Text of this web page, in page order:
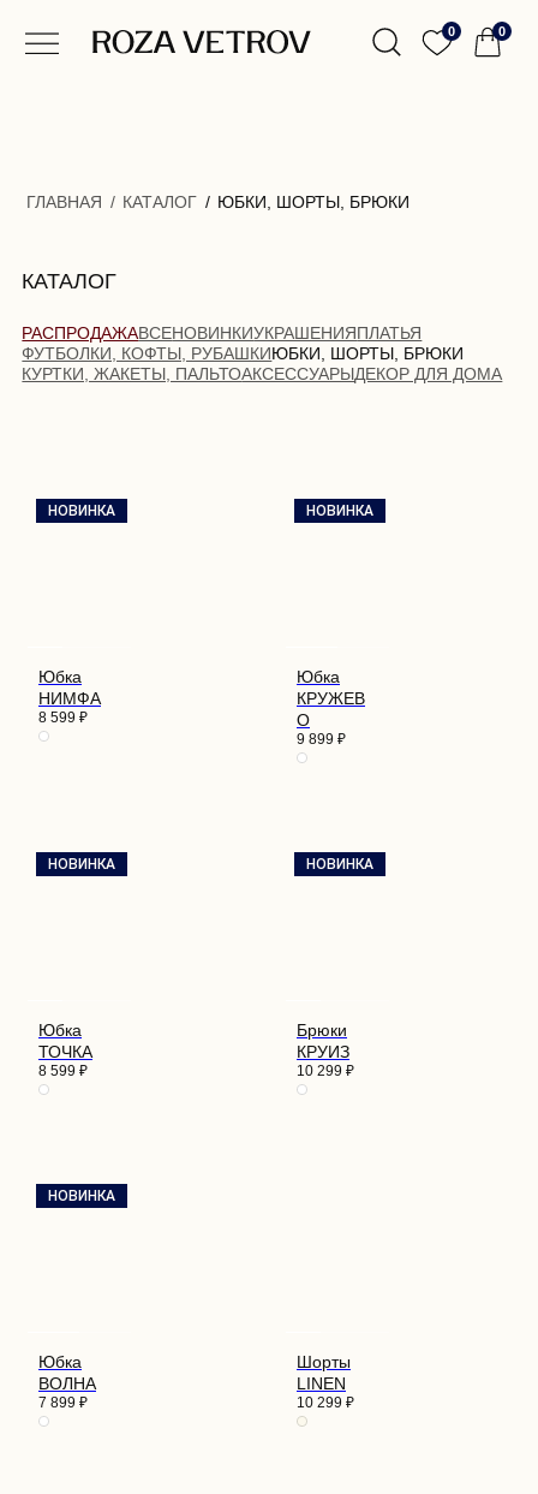
РАСПРОДАЖА
КУРТКИ, ЖАКЕТЫ, ПАЛЬТОАКСЕССУАРЫДЕКОР ДЛЯ ДОМА
НОВИНКА
Юбка
НИМФА
8 599 ₽
НОВИНКА
Юбка
КРУЖЕВ
О
9 899 ₽
НОВИНКА
Юбка
ТОЧКА
8 599 ₽
НОВИНКА
Брюки
КРУИЗ
10 299 ₽
НОВИНКА
Юбка
ВОЛНА
7 899 ₽
Шорты
LINEN
10 299 ₽